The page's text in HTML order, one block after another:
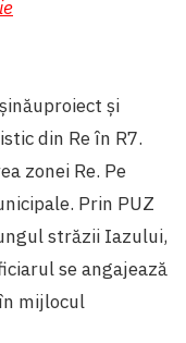
și
din Re în R7.
zonei Re. Pe
Prin PUZ
străzii Iazului,
se angajează
mijlocul